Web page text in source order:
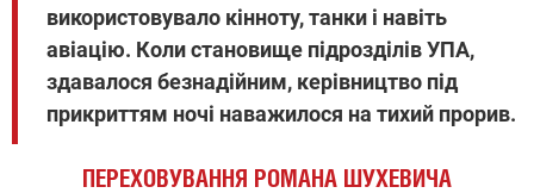
використовувало кінноту, танки і навіть
авіацію. Коли становище підрозділів УПА,
здавалося безнадійним, керівництво під
прикриттям ночі наважилося на тихий прорив.
ПЕРЕХОВУВАННЯ РОМАНА ШУХЕВИЧА